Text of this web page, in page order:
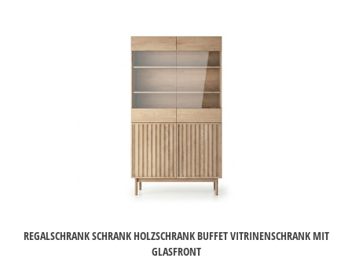
REGALSCHRANK SCHRANK HOLZSCHRANK BUFFET VITRINENSCHRANK MIT
GLASFRONT